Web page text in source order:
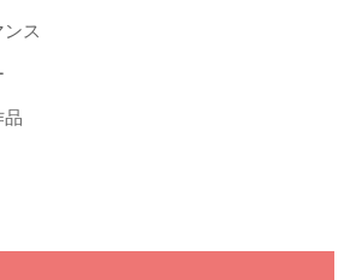
ス
品